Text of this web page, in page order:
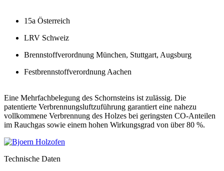
15a Österreich
LRV Schweiz
Brennstoffverordnung München, Stuttgart, Augsburg
Festbrennstoffverordnung Aachen
Eine Mehrfachbelegung des Schornsteins ist zulässig. Die
patentierte Verbrennungsluftzuführung garantiert eine nahezu
vollkommene Verbrennung des Holzes bei geringsten CO-Anteilen
im Rauchgas sowie einem hohen Wirkungsgrad von über 80 %.
Technische Daten